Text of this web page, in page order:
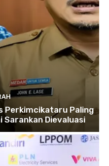
Perkimcikataru Paling
Sarankan Dievaluasi